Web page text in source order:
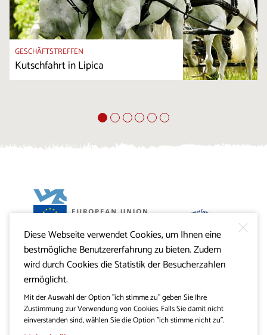
GESCHÄFTSTREFFEN
Kutschfahrt in Lipica
Projekt Visitkras. Die Investition wird von der Republik
Slowenien und von der Europäischen Union aus dem
Europäischen Fonds für regionale Entwicklung
mitfinanziert.
Diese Webseite verwendet Cookies, um Ihnen eine
bestmögliche Benutzererfahrung zu bieten. Zudem
wird durch Cookies die Statistik der Besucherzahlen
ermöglicht.
Mit der Auswahl der Option "ich stimme zu" geben Sie Ihre
Zustimmung zur Verwendung von Cookies. Falls Sie damit nicht
einverstanden sind, wählen Sie die Option "ich stimme nicht zu".